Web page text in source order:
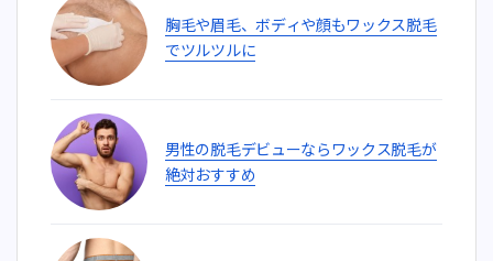
胸毛や眉毛、ボディや顔もワックス脱毛
でツルツルに
男性の脱毛デビューならワックス脱毛が
絶対おすすめ